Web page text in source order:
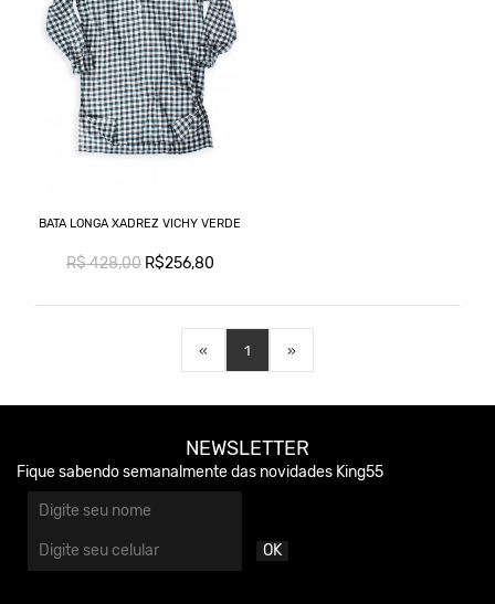
BATA LONGA XADREZ VICHY VERDE
R$ 428,00R$256,80
« 1 »
NEWSLETTER
Fique sabendo semanalmente das novidades King55
OK